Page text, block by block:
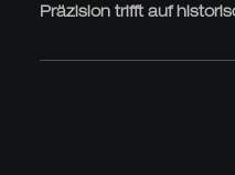
Präzision trifft auf